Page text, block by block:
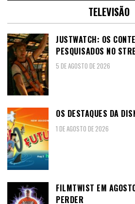
TELEVISÃO
JUSTWATCH: OS
PESQUISADOS NO
5 DE AGOSTO DE 2026
OS DESTAQUES DA
1 DE AGOSTO DE 2026
FILMTWIST EM
PERDER